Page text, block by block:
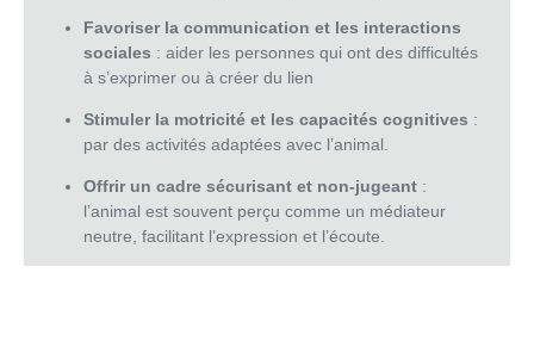
Favoriser la communication et les interactions
sociales : aider les personnes qui ont des difficultés
à s’exprimer ou à créer du lien
Stimuler la motricité et les capacités cognitives :
par des activités adaptées avec l’animal.
Offrir un cadre sécurisant et non-jugeant :
l’animal est souvent perçu comme un médiateur
neutre, facilitant l’expression et l’écoute.